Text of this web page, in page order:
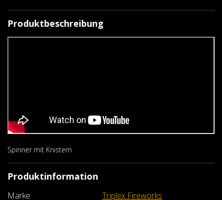
Produktbeschreibung
Spinner mit Knistern
Produktinformation
Marke
Triplex Fireworks